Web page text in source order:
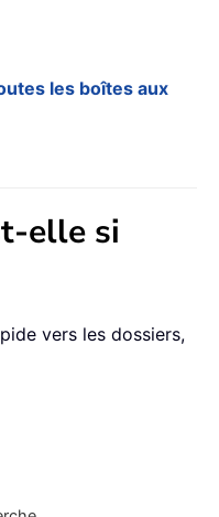
les boîtes aux
elle si
vers les dossiers,